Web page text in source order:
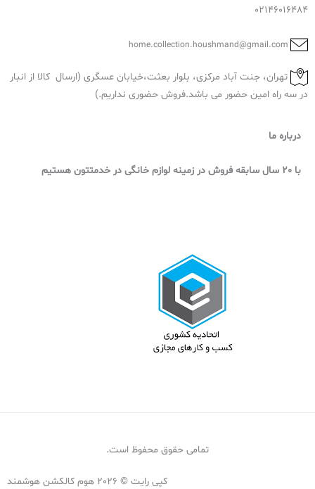
02146016484
تهران، جنت آباد مرکزی، بلوار بعثت،خیابان عسگری (ارسال کالا از انبار
در سه راه امین حضور می باشد.فروش حضوری نداریم.)
درباره ما
با 20 سال سابقه فروش در زمینه لوازم خانگی در خدمتتون هستیم
تمامی حقوق محفوظ است.
کپی رایت © 2026 هوم کالکشن هوشمند